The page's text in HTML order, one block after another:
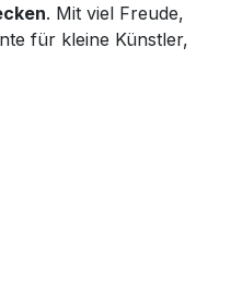
. Mit viel Freude,
für kleine Künstler,